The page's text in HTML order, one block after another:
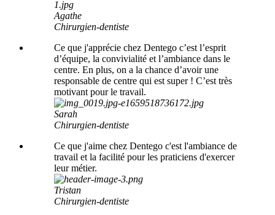
Agathe
Chirurgien-dentiste
Ce que j'apprécie chez Dentego c’est l’esprit
d’équipe, la convivialité et l’ambiance dans le
centre. En plus, on a la chance d’avoir une
responsable de centre qui est super ! C’est très
motivant pour le travail.
Sarah
Chirurgien-dentiste
Ce que j'aime chez Dentego c'est l'ambiance de
travail et la facilité pour les praticiens d'exercer
leur métier.
Tristan
Chirurgien-dentiste